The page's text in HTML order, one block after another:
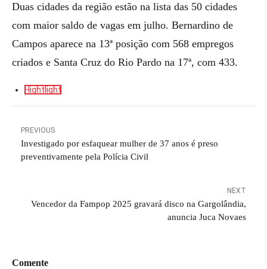
Duas cidades da região estão na lista das 50 cidades
com maior saldo de vagas em julho. Bernardino de
Campos aparece na 13ª posição com 568 empregos
criados e Santa Cruz do Rio Pardo na 17ª, com 433.
Hightlight
PREVIOUS
Investigado por esfaquear mulher de 37 anos é preso
preventivamente pela Polícia Civil
NEXT
Vencedor da Fampop 2025 gravará disco na Gargolândia,
anuncia Juca Novaes
Comente